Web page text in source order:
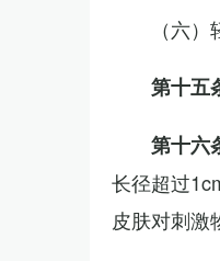
（六
第十五
第十六
长径超过
皮肤对刺激